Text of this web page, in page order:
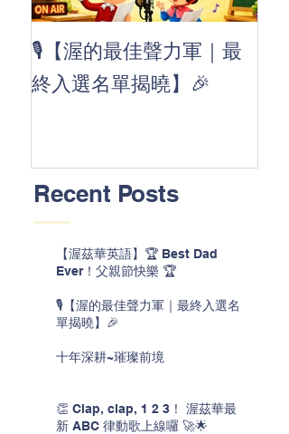
🎙️【渥的最佳聲力軍｜最
終入選名單揭曉】🎉
Recent Posts
【渥茲華英語】🏆 Best Dad
Ever！父親節快樂 🏆
🎙️【渥的最佳聲力軍｜最終入選名
單揭曉】🎉
十年深耕~璀璨前境
👏 Clap, clap, 1 2 3！ 渥茲華最
新 ABC 律動歌上線囉 🚀🌟